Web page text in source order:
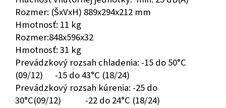
Rozmer: (ŠxVxH) 889x294x212 mm
Hmotnosť: 11 kg
Rozmer:848x596x32
Hmotnosť: 31 kg
Prevádzkový rozsah chladenia: -15 do 50°C
(09/12) -15 do 43°C (18/24)
Prevádzkový rozsah kúrenia: -25 do
30°C(09/12) -22 do 24°C (18/24)